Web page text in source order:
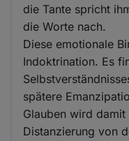
die Tante spricht
die Worte nach.
Diese emotionale
Indoktrination. Es
spätere
Glauben wird
Distanzierung von